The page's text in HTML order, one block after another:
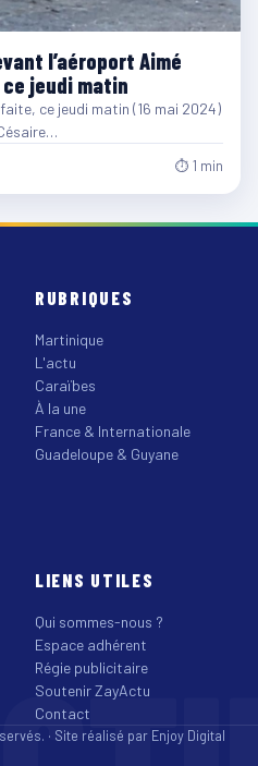
l’aéroport Aimé
jeudi matin
ce jeudi matin (16 mai 2024)
⏱ 1 min
RUBRIQUES
Martinique
L'actu
Caraïbes
À la une
France & Internationale
Guadeloupe & Guyane
LIENS UTILES
Qui sommes-nous ?
Espace adhérent
Régie publicitaire
Soutenir ZayActu
Contact
· Site réalisé par Enjoy Digital